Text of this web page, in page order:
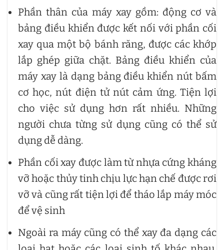
Phần thân của máy xay gồm: động cơ và
bảng điều khiển được kết nối với phần cối
xay qua một bộ bánh răng, được các khớp
lắp ghép giữa chặt. Bảng điều khiển của
máy xay là dạng bảng điều khiển nút bấm
cơ học, nút điện tử nút cảm ứng. Tiện lợi
cho việc sử dụng hơn rất nhiều. Những
người chưa từng sử dụng cũng có thể sử
dụng dễ dàng.
Phần cối xay được làm từ nhựa cứng kháng
vỡ hoặc thủy tinh chịu lực hạn chế được rơi
vỡ và cũng rất tiện lợi để tháo lắp máy móc
để vệ sinh
Ngoài ra máy cũng có thể xay đa dạng các